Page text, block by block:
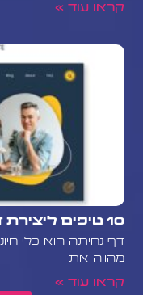
קראו עוד »
10 טיפים ליצירת דף נחיתה שממיר
דף נחיתה הוא כלי
מהווה את
קראו עוד »